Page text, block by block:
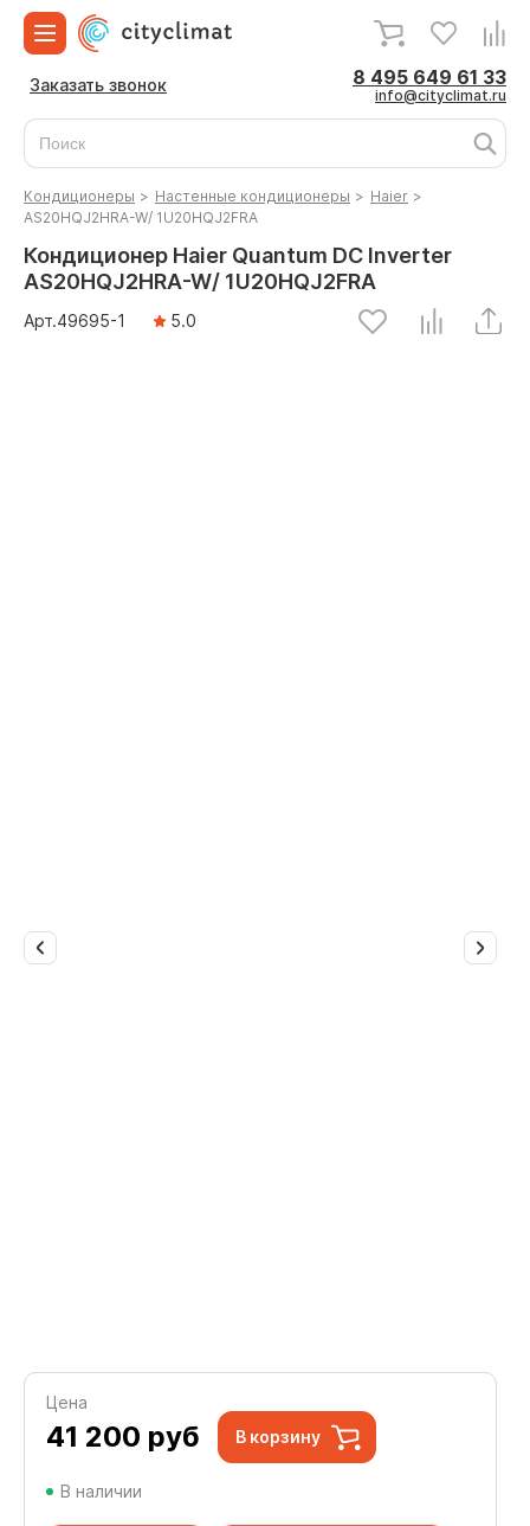
Заказать звонок 8 495 649 61 33
info@cityclimat.ru
Кондиционеры > Настенные кондиционеры > Haier >
AS20HQJ2HRA-W/ 1U20HQJ2FRA
Кондиционер Haier Quantum DC Inverter
AS20HQJ2HRA-W/ 1U20HQJ2FRA
Арт.49695-1 5.0
Цена
41 200 руб В корзину
В наличии